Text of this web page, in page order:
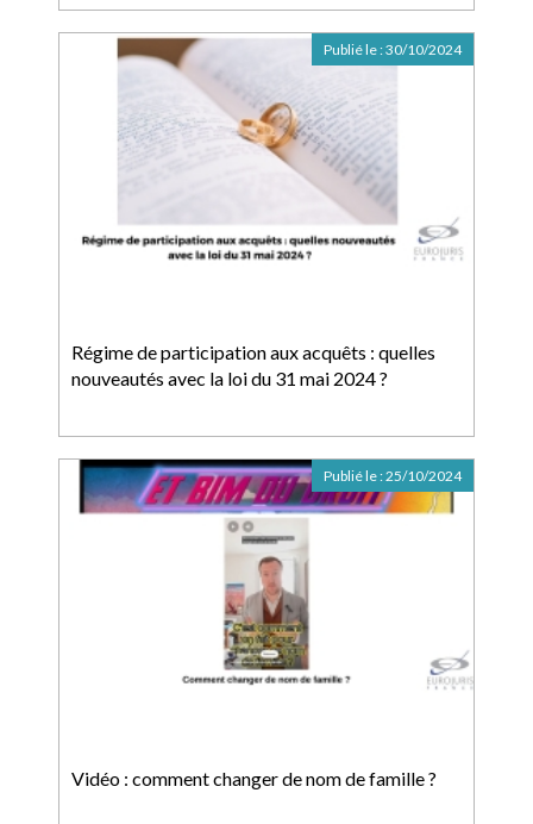
Régime de participation aux acquêts : quelles
nouveautés avec la loi du 31 mai 2024 ?
Publié le :30/10/2024
Vidéo : comment changer de nom de famille ?
Publié le :25/10/2024